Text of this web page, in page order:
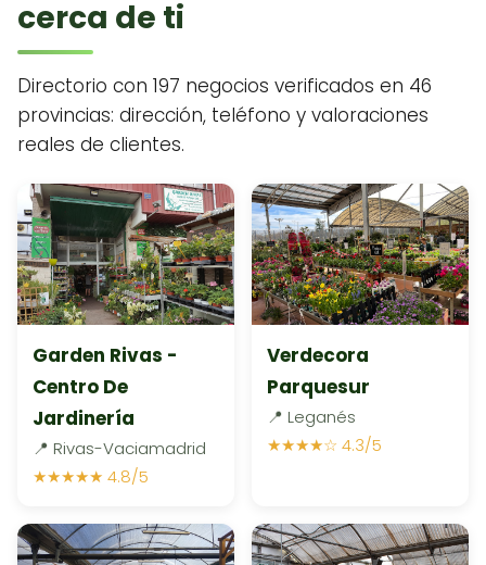
cerca de ti
Directorio con 197 negocios verificados en 46
provincias: dirección, teléfono y valoraciones
reales de clientes.
Garden Rivas -
Centro De
Jardinería
📍 Rivas-Vaciamadrid
★★★★★ 4.8/5
Verdecora
Parquesur
📍 Leganés
★★★★☆ 4.3/5